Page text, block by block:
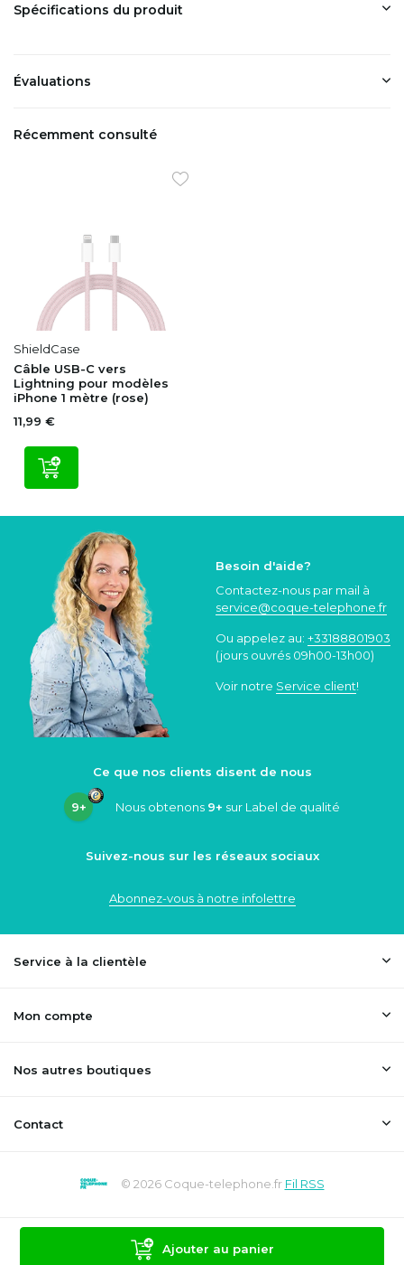
Ajouter au panier
Spécifications du produit
Évaluations
Récemment consulté
ShieldCase
Câble USB-C vers
Lightning pour modèles
iPhone 1 mètre (rose)
11,99 €
Besoin d'aide?
Contactez-nous par mail à
service@coque-telephone.fr
Ou appelez au: +33188801903
(jours ouvrés 09h00-13h00)
Voir notre Service client!
Ce que nos clients disent de nous
9+ Nous obtenons 9+ sur Label de qualité
Suivez-nous sur les réseaux sociaux
Abonnez-vous à notre infolettre
Service à la clientèle
Mon compte
Nos autres boutiques
Contact
© 2026 Coque-telephone.fr Fil RSS